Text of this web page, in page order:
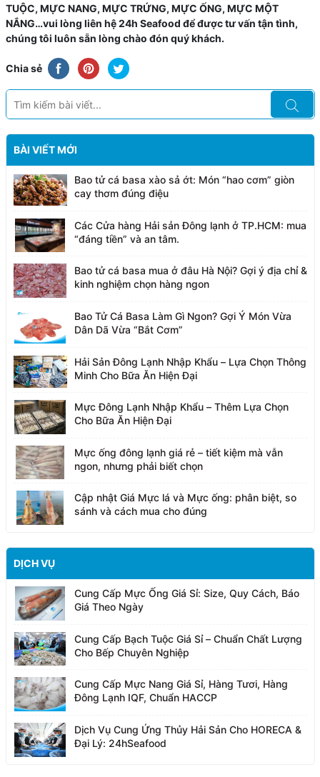
TUỘC, MỰC NANG, MỰC TRỨNG, MỰC ỐNG, MỰC MỘT
NẮNG…vui lòng liên hệ 24h Seafood để được tư vấn tận tình,
chúng tôi luôn sẵn lòng chào đón quý khách.
Chia sẻ
BÀI VIẾT MỚI
Bao tử cá basa xào sả ớt: Món “hao cơm” giòn
cay thơm đúng điệu
Các Cửa hàng Hải sản Đông lạnh ở TP.HCM: mua
“đáng tiền” và an tâm.
Bao tử cá basa mua ở đâu Hà Nội? Gợi ý địa chỉ &
kinh nghiệm chọn hàng ngon
Bao Tử Cá Basa Làm Gì Ngon? Gợi Ý Món Vừa
Dân Dã Vừa “Bắt Cơm”
Hải Sản Đông Lạnh Nhập Khẩu – Lựa Chọn Thông
Minh Cho Bữa Ăn Hiện Đại
Mực Đông Lạnh Nhập Khẩu – Thêm Lựa Chọn
Cho Bữa Ăn Hiện Đại
Mực ống đông lạnh giá rẻ – tiết kiệm mà vẫn
ngon, nhưng phải biết chọn
Cập nhật Giá Mực lá và Mực ống: phân biệt, so
sánh và cách mua cho đúng
DỊCH VỤ
Cung Cấp Mực Ống Giá Sỉ: Size, Quy Cách, Báo
Giá Theo Ngày
Cung Cấp Bạch Tuộc Giá Sỉ – Chuẩn Chất Lượng
Cho Bếp Chuyên Nghiệp
Cung Cấp Mực Nang Giá Sỉ, Hàng Tươi, Hàng
Đông Lạnh IQF, Chuẩn HACCP
Dịch Vụ Cung Ứng Thủy Hải Sản Cho HORECA &
Đại Lý: 24hSeafood